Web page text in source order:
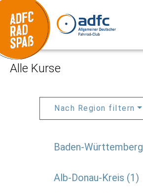
Skip to main content
Skip to page footer
Alle Kurse
Nach Region filtern
Baden-Württemberg
Alb-Donau-Kreis 1